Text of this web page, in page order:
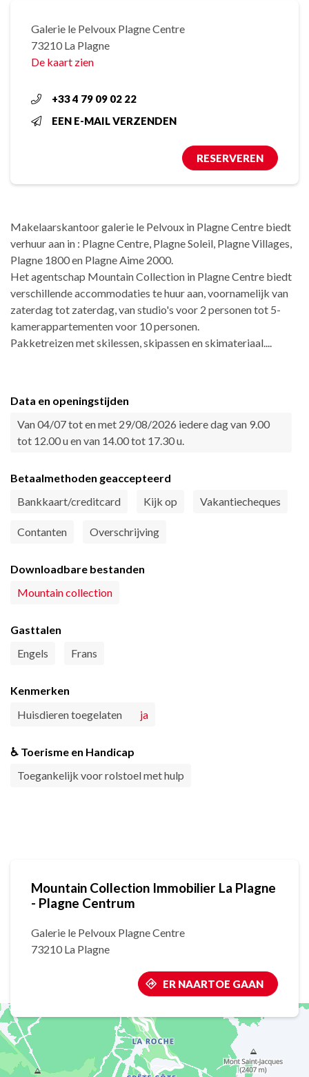
Galerie le Pelvoux Plagne Centre
73210 La Plagne
De kaart zien
+33 4 79 09 02 22
EEN E-MAIL VERZENDEN
RESERVEREN
Makelaarskantoor galerie le Pelvoux in Plagne Centre biedt
verhuur aan in : Plagne Centre, Plagne Soleil, Plagne Villages,
Plagne 1800 en Plagne Aime 2000.
Het agentschap Mountain Collection in Plagne Centre biedt
verschillende accommodaties te huur aan, voornamelijk van
zaterdag tot zaterdag, van studio's voor 2 personen tot 5-
kamerappartementen voor 10 personen.
Pakketreizen met skilessen, skipassen en skimateriaal....
Data en openingstijden
Van 04/07 tot en met 29/08/2026 iedere dag van 9.00
tot 12.00 u en van 14.00 tot 17.30 u.
Betaalmethoden geaccepteerd
Bankkaart/creditcard
Kijk op Vakantiecheques
Contanten Overschrijving
Downloadbare bestanden
Mountain collection
Gasttalen
Engels
Frans
Kenmerken
Huisdieren toegelaten
ja
♿ Toerisme en Handicap
Toegankelijk voor rolstoel met hulp
Mountain Collection Immobilier La Plagne
- Plagne Centrum
Galerie le Pelvoux Plagne Centre
73210 La Plagne
ER NAARTOE GAAN